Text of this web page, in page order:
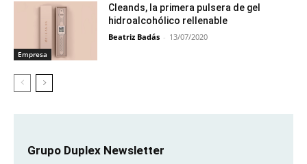
Empresa
Cleands, la primera pulsera de gel
hidroalcohólico rellenable
Beatriz Badás - 13/07/2020
Grupo Duplex Newsletter